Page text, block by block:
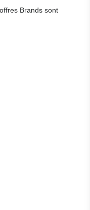
Brands sont